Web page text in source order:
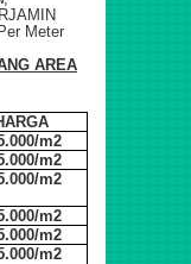
Meter
AREA
m2
m2
m2
m2
m2
m2